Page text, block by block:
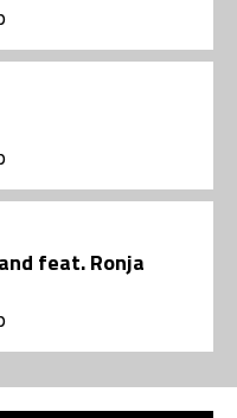
feat. Ronja